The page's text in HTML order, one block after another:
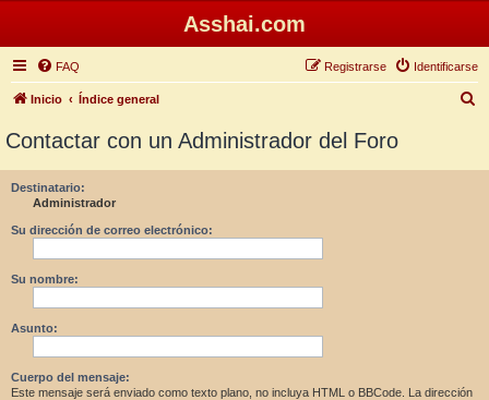
Asshai.com
FAQ Identificarse
Registrarse
Inicio Índice general
Contactar con un Administrador del Foro
Destinatario:
Administrador
Su dirección de correo electrónico:
Su nombre:
Asunto:
Cuerpo del mensaje:
Este mensaje será enviado como texto plano, no incluya HTML o BBCode. La dirección